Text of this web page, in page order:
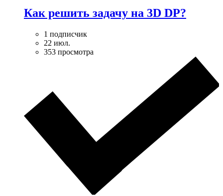
Как решить задачу на 3D DP?
1 подписчик
22 июл.
353 просмотра